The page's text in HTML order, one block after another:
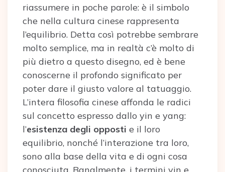
riassumere in poche parole: è il simbolo
che nella cultura cinese rappresenta
l’equilibrio. Detta così potrebbe sembrare
molto semplice, ma in realtà c’è molto di
più dietro a questo disegno, ed è bene
conoscerne il profondo significato per
poter dare il giusto valore al tatuaggio.
L’intera filosofia cinese affonda le radici
sul concetto espresso dallo yin e yang:
l’esistenza degli opposti e il loro
equilibrio, nonché l’interazione tra loro,
sono alla base della vita e di ogni cosa